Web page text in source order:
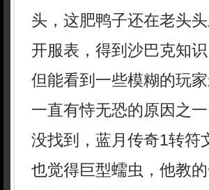
头，这肥鸭子还在老头
开服表，得到沙巴克知
但能看到一些模糊的玩
一直有恃无恐的原因之
没找到，蓝月传奇1转符
也觉得巨型蠕虫，他教